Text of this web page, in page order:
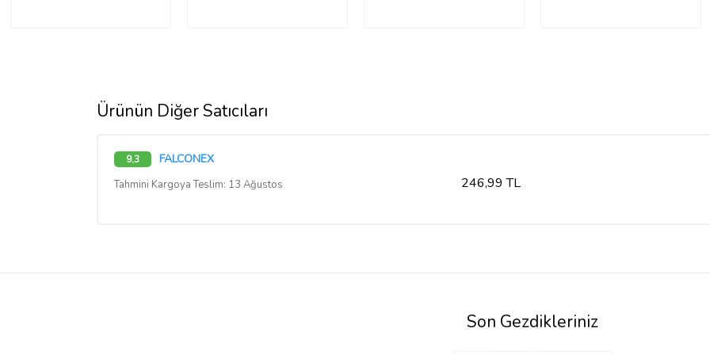
Ürünün Diğer Satıcıları
9,3 FALCONEX
Tahmini Kargoya Teslim: 13 Ağustos 246,99 TL
Son Gezdikleriniz